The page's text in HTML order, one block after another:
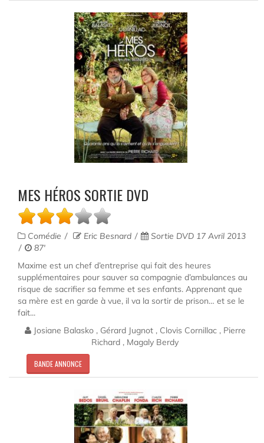
MES HÉROS SORTIE DVD
Comédie Eric Besnard
Sortie DVD 17 Avril 2013
87'
Maxime est un chef d’entreprise qui fait des heures
supplémentaires pour sauver sa compagnie d’ambulances au
risque de sacrifier sa femme et ses enfants. Apprenant que
sa mère est en garde à vue, il va la sortir de prison… et se le
fait...
Josiane Balasko , Gérard Jugnot , Clovis Cornillac , Pierre
Richard , Magaly Berdy
BANDE ANNONCE